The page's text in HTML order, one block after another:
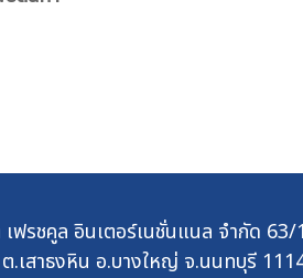
ฟรชคูล อินเตอร์เนชั่นแนล จำกัด 63/
.เสาธงหิน อ.บางใหญ่ จ.นนทบุรี